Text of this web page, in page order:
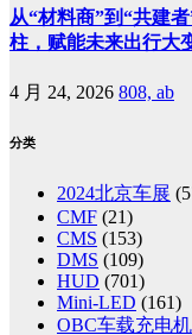
从“材料商”到“共建
柱，赋能未来出行大
4 月 24, 2026 808, ab
分类
2024北京车展
CMF (21)
CMS (153)
DMS (109)
HUD (701)
Mini-LED (161)
OBC车载充电机